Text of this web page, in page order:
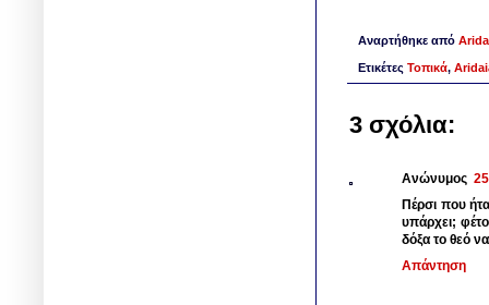
Αναρτήθηκε από
Ετικέτες Τοπικά,
3 σχόλια:
Ανώνυμος
Πέρσι που
υπάρχει;
δόξα το θεό
Απάντηση